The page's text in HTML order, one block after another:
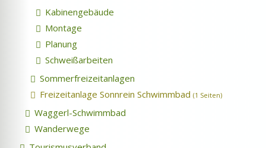
Kabinengebäude
Montage
Planung
Schweißarbeiten
Sommerfreizeitanlagen
Freizeitanlage Sonnrein Schwimmbad (1 Seiten)
Waggerl-Schwimmbad
Wanderwege